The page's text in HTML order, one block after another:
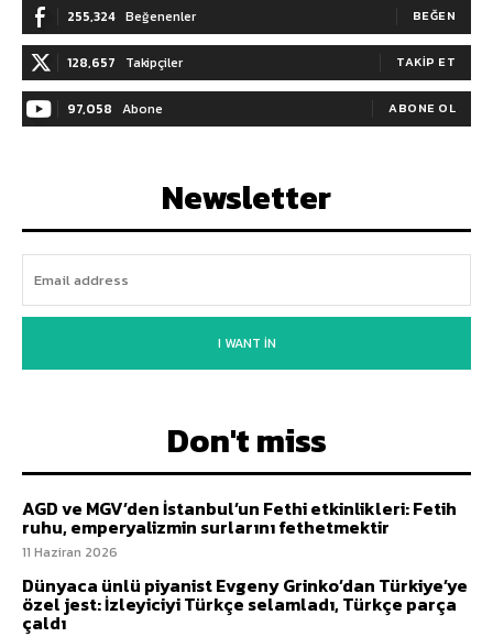
255,324 Beğenenler BEĞEN
128,657 Takipçiler TAKIP ET
97,058 Abone ABONE OL
Newsletter
I WANT IN
Don't miss
AGD ve MGV’den İstanbul’un Fethi etkinlikleri: Fetih
ruhu, emperyalizmin surlarını fethetmektir
11 Haziran 2026
Dünyaca ünlü piyanist Evgeny Grinko’dan Türkiye’ye
özel jest: İzleyiciyi Türkçe selamladı, Türkçe parça
çaldı